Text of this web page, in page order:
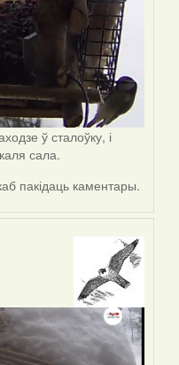
ў сталоўку, і
сала.
пакідаць каментары.